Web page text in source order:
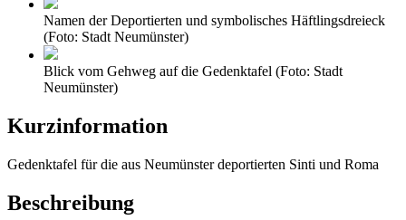
Namen der Deportierten und symbolisches Häftlingsdreieck
(Foto: Stadt Neumünster)
Blick vom Gehweg auf die Gedenktafel (Foto: Stadt
Neumünster)
Kurzinformation
Gedenktafel für die aus Neumünster deportierten Sinti und Roma
Beschreibung